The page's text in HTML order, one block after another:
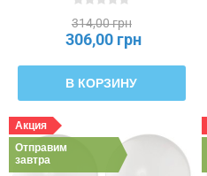
314,00 грн
306,00 грн
В КОРЗИНУ
Акция
Отправим
завтра